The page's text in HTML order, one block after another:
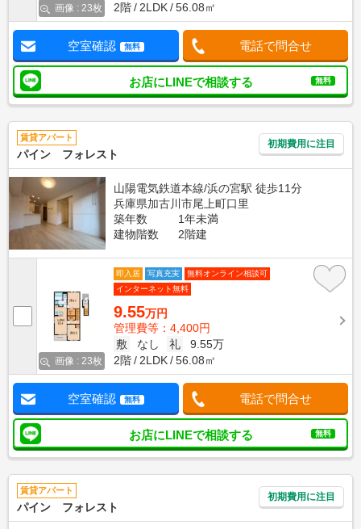
画像 : 23枚
2階
2LDK 56.08㎡
空室確認 無料 電話で問合せ
お店にLINEで相談する 無料
賃貸アパート
パイン フォレスト
初期費用に注目
山陽電気鉄道本線/浜の宮駅 徒歩11分
兵庫県加古川市尾上町口里
築年数
1年未満
建物階数
2階建
画像 : 23枚
即入居 写真充実
無料オンライン相談可
インターネット無料
9.55万円
管理費等：4,400円
敷
なし 礼
9.55万
2階
2LDK 56.08㎡
空室確認 無料 電話で問合せ
お店にLINEで相談する 無料
賃貸アパート
パイン フォレスト
初期費用に注目